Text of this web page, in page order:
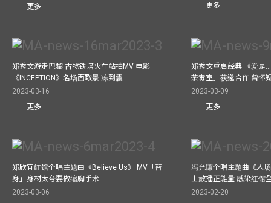
更多
更多
郑秀文游走巴黎 古物铁塔火车站拍MV 电影
《INCEPTION》名场面取景 冻到震
2023-03-16
更多
郑秀文重启经典 《爱是
荼毒室」获邀合作 曾怀
2023-03-09
更多
郑欣宜红馆个唱主题曲《Believe Us》 MV「替
身」身材太夸要做缩胸手术
2023-03-06
冯允谦个唱主题曲《入
士散播正能量 感染红馆
2023-02-20